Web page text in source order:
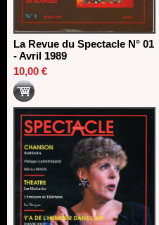
La Revue du Spectacle N° 01
- Avril 1989
10,00 €